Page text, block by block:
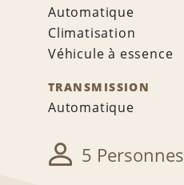
Automatique
Climatisation
Véhicule à essence
TRANSMISSION
Automatique
5 Personnes